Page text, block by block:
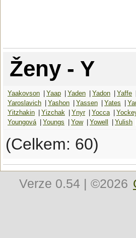
Ženy - Y
Yaakovson | Yaap | Yaden | Yadon | Yaffe
Yaroslavich | Yashon | Yassen | Yates |
Yitzhakin | Yizchak | Ynyr | Yocca |
Youngová | Youngs | Yow | Yowell | Yulish
(Celkem: 60)
Verze 0.54 | ©2026